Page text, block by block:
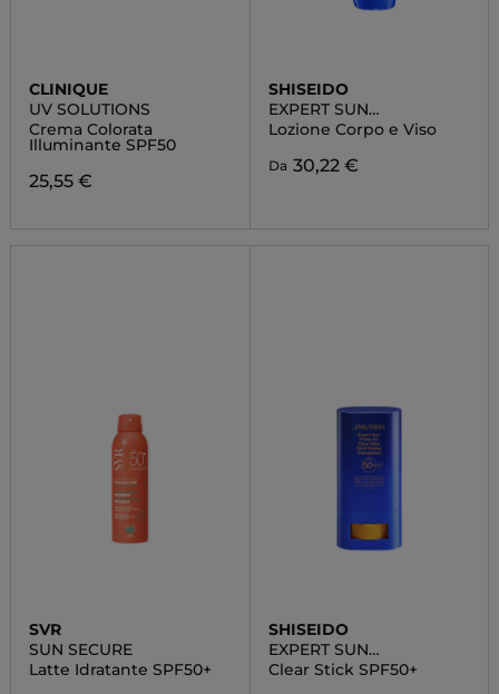
CLINIQUE
UV SOLUTIONS
Crema Colorata
Illuminante SPF50
25,55 €
SHISEIDO
EXPERT SUN
PROTECTOR
Lozione Corpo e Viso
Da 30,22 €
SVR
SUN SECURE
Latte Idratante SPF50+
SHISEIDO
EXPERT SUN
PROTECTOR
Clear Stick SPF50+